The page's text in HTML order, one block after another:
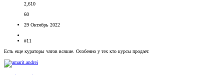
2,610
60
29 Октябрь 2022
#11
Есть еще кураторы чатов всякие. Особенно у тех кто курсы продает.